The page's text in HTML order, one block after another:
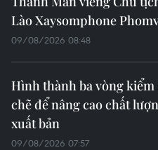
Lào Xaysomphone
09/08/2026 08:48
Hình thành ba vòng kiểm
chẽ để nâng cao chất
xuất bản
09/08/2026 07:57